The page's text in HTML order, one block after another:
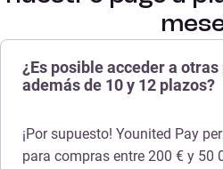
¿Es posible acceder a
además de 10 y 12 plazos?
¡Por supuesto! Younited Pay
para compras entre 200 € y 50